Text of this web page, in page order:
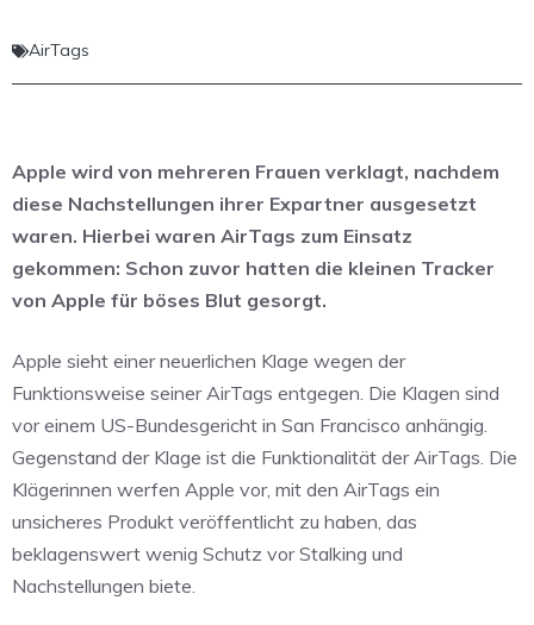
AirTags
Apple wird von mehreren Frauen verklagt, nachdem
diese Nachstellungen ihrer Expartner ausgesetzt
waren. Hierbei waren AirTags zum Einsatz
gekommen: Schon zuvor hatten die kleinen Tracker
von Apple für böses Blut gesorgt.
Apple sieht einer neuerlichen Klage wegen der
Funktionsweise seiner AirTags entgegen. Die Klagen sind
vor einem US-Bundesgericht in San Francisco anhängig.
Gegenstand der Klage ist die Funktionalität der AirTags. Die
Klägerinnen werfen Apple vor, mit den AirTags ein
unsicheres Produkt veröffentlicht zu haben, das
beklagenswert wenig Schutz vor Stalking und
Nachstellungen biete.